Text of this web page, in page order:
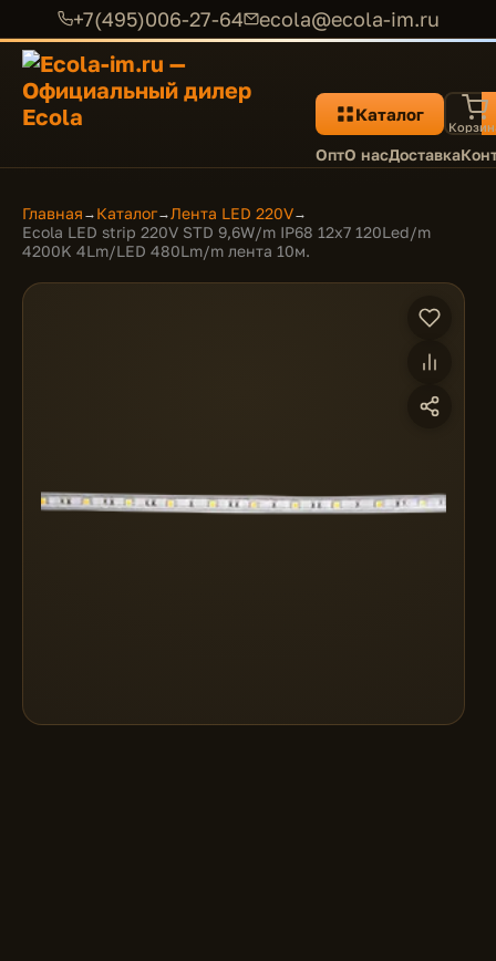
+7(495)006-27-64 ecola@ecola-im.ru
Каталог
ОптО насДоставка
Главная → Каталог→Лента LED 220V→
Ecola LED strip 220V STD 9,6W/m IP68 12x7 120Led/m
4200K 4Lm/LED 480Lm/m лента 10м.